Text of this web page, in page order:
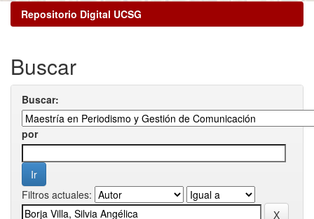
Repositorio Digital UCSG
Buscar
Buscar:
por
Filtros actuales: